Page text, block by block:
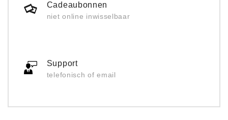
Cadeaubonnen
niet online inwisselbaar
Support
telefonisch of email